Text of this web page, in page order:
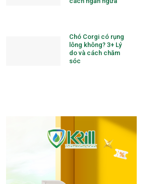
Chó Corgi có rụng
lông không? 3+ Lý
do và cách chăm
sóc